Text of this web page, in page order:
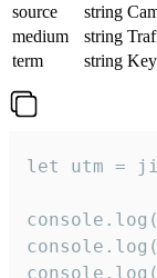
source
string
medium
string
term
string
let utm =